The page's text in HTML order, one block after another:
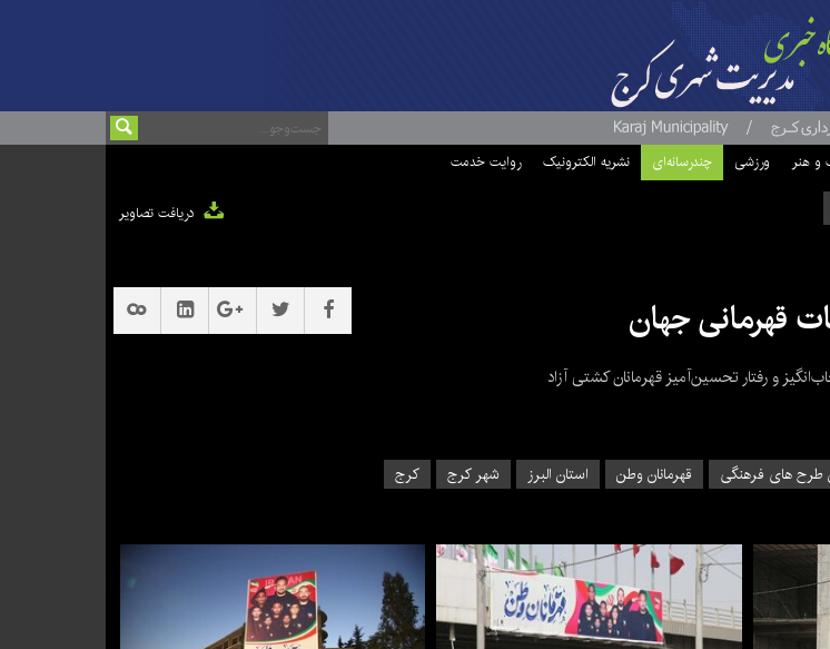
و هنر ورزشی چندرسانه‌ای نشریه الکترونیک روایت خدمت
دریافت تصاویر
قهرمانی جهان
و رفتار تحسین‌آمیز قهرمانان کشتی آزاد
طرح های فرهنگی قهرمانان وطن استان البرز شهر کرج کرج